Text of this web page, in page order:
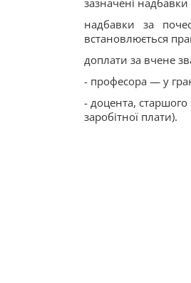
зазначені
надбавки за
встановлюється
доплати за вчене
- професора — у
- доцента, старшого
заробітної плати).